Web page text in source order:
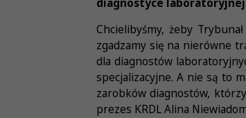
diagnostyce
Chcielibyśmy, żeby
zgadzamy się na nierówne
dla diagnostów
specjalizacyjne. A nie są to
zarobków diagnostów,
prezes KRDL Alina